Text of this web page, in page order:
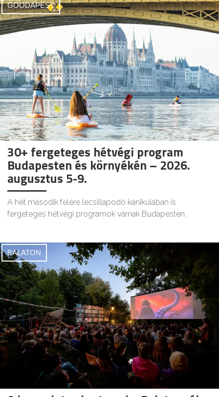
GOODAPEST
30+ fergeteges hétvégi program
Budapesten és környékén – 2026.
augusztus 5-9.
A hét második felére lecsillapodó kánikulában is
fergeteges hétvégi programok várnak Budapesten.
BALATON